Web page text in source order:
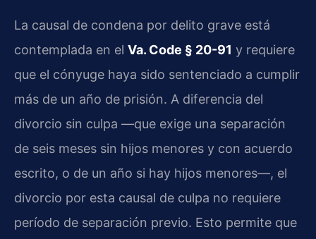
La causal de condena por delito grave está
contemplada en el Va. Code § 20-91 y requiere
que el cónyuge haya sido sentenciado a cumplir
más de un año de prisión. A diferencia del
divorcio sin culpa —que exige una separación
de seis meses sin hijos menores y con acuerdo
escrito, o de un año si hay hijos menores—, el
divorcio por esta causal de culpa no requiere
período de separación previo. Esto permite que